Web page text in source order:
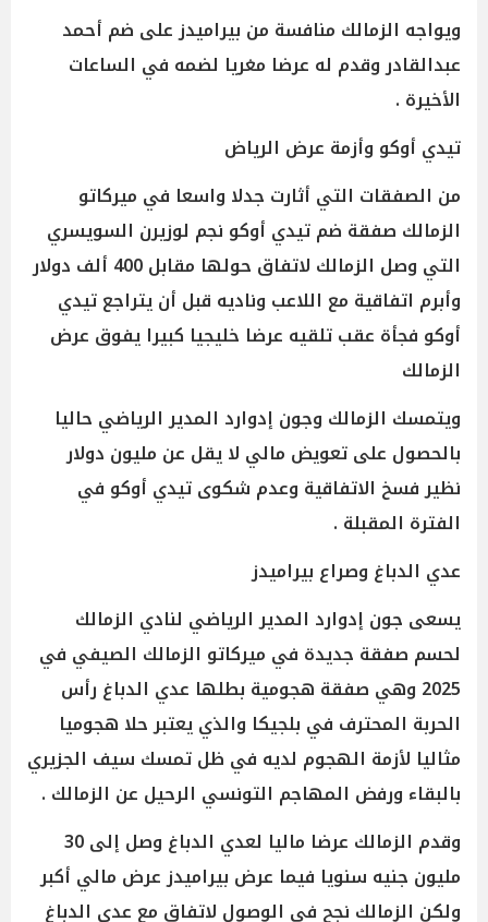
ويواجه الزمالك منافسة من بيراميدز على ضم أحمد
عبدالقادر وقدم له عرضا مغريا لضمه في الساعات
الأخيرة .
تيدي أوكو وأزمة عرض الرياض
من الصفقات التي أثارت جدلا واسعا في ميركاتو
الزمالك صفقة ضم تيدي أوكو نجم لوزيرن السويسري
التي وصل الزمالك لاتفاق حولها مقابل 400 ألف دولار
وأبرم اتفاقية مع اللاعب وناديه قبل أن يتراجع تيدي
أوكو فجأة عقب تلقيه عرضا خليجيا كبيرا يفوق عرض
الزمالك
ويتمسك الزمالك وجون إدوارد المدير الرياضي حاليا
بالحصول على تعويض مالي لا يقل عن مليون دولار
نظير فسخ الاتفاقية وعدم شكوى تيدي أوكو في
الفترة المقبلة .
عدي الدباغ وصراع بيراميدز
يسعى جون إدوارد المدير الرياضي لنادي الزمالك
لحسم صفقة جديدة في ميركاتو الزمالك الصيفي في
2025 وهي صفقة هجومية بطلها عدي الدباغ رأس
الحربة المحترف في بلجيكا والذي يعتبر حلا هجوميا
مثاليا لأزمة الهجوم لديه في ظل تمسك سيف الجزيري
بالبقاء ورفض المهاجم التونسي الرحيل عن الزمالك .
وقدم الزمالك عرضا ماليا لعدي الدباغ وصل إلى 30
مليون جنيه سنويا فيما عرض بيراميدز عرض مالي أكبر
ولكن الزمالك نجح في الوصول لاتفاق مع عدي الدباغ